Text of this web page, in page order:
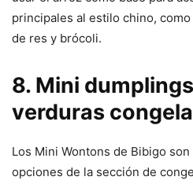
principales al estilo chino,
de res y brócoli.
8. Mini
verduras
Los Mini Wontons de Bibigo
opciones de la sección de